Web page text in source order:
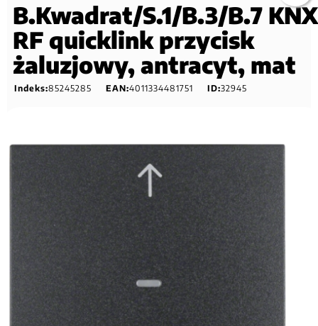
B.Kwadrat/S.1/B.3/B.7 KNX
RF quicklink przycisk
żaluzjowy, antracyt, mat
Indeks:85245285 EAN:4011334481751 ID:32945